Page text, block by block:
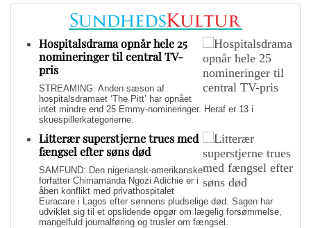
Hospitalsdrama opnår hele 25
nomineringer til central TV-
pris
STREAMING: Anden sæson af
hospitalsdramaet ‘The Pitt’ har opnået
intet mindre end 25 Emmy-nomineringer. Heraf er 13 i
skuespillerkategorierne.
Litterær superstjerne trues med
fængsel efter søns død
SAMFUND: Den nigeriansk-amerikanske
forfatter Chimamanda Ngozi Adichie er i
åben konflikt med privathospitalet
Euracare i Lagos efter sønnens pludselige død. Sagen har
udviklet sig til et opslidende opgør om lægelig forsømmelse,
mangelfuld journalføring og trusler om fængsel.